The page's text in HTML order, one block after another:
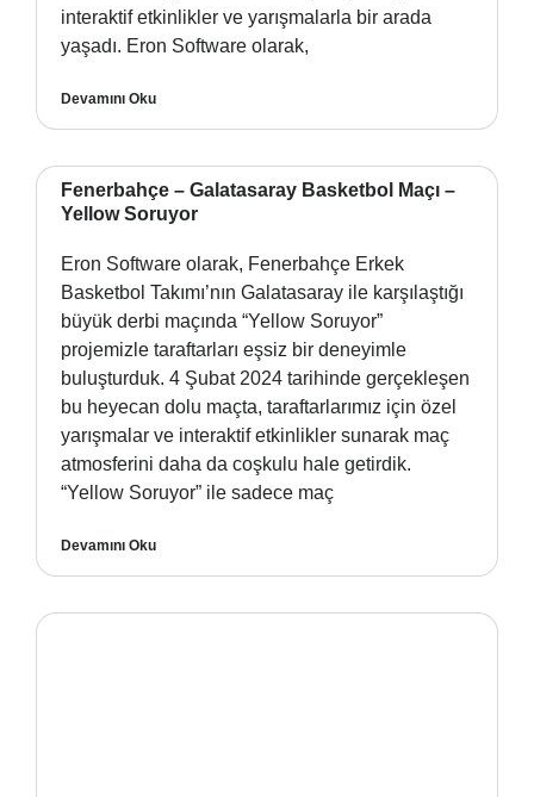
interaktif etkinlikler ve yarışmalarla bir arada
yaşadı. Eron Software olarak,
Devamını Oku
Fenerbahçe – Galatasaray Basketbol Maçı –
Yellow Soruyor
Eron Software olarak, Fenerbahçe Erkek
Basketbol Takımı’nın Galatasaray ile karşılaştığı
büyük derbi maçında “Yellow Soruyor”
projemizle taraftarları eşsiz bir deneyimle
buluşturduk. 4 Şubat 2024 tarihinde gerçekleşen
bu heyecan dolu maçta, taraftarlarımız için özel
yarışmalar ve interaktif etkinlikler sunarak maç
atmosferini daha da coşkulu hale getirdik.
“Yellow Soruyor” ile sadece maç
Devamını Oku